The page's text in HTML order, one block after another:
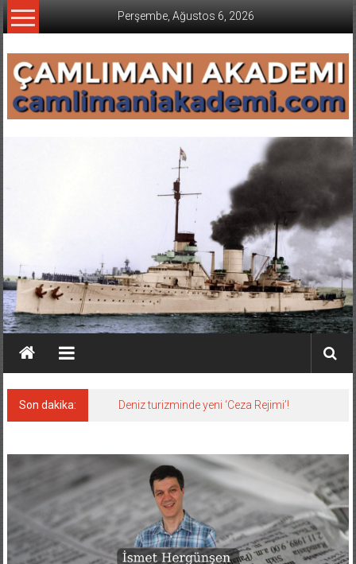
İçeriğe
geç
Perşembe, Ağustos 6, 2026
Son dakika: Deniz turizminde yeni ‘Ceza Rejimi’!